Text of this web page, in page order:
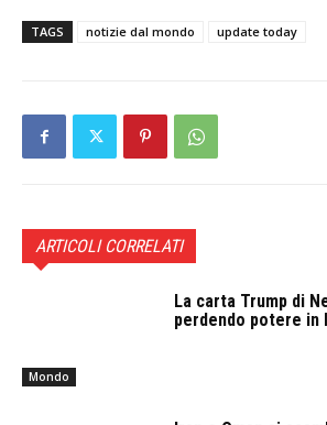
TAGS notizie dal mondo update today
ARTICOLI CORRELATI
Mondo
La carta Trump di
perdendo potere in